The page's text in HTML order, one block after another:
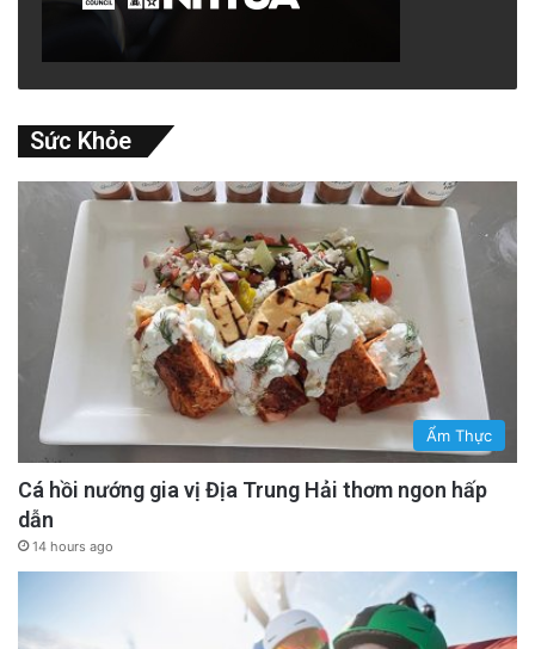
Sức Khỏe
Ẩm Thực
Cá hồi nướng gia vị Địa Trung Hải thơm ngon hấp
dẫn
14 hours ago